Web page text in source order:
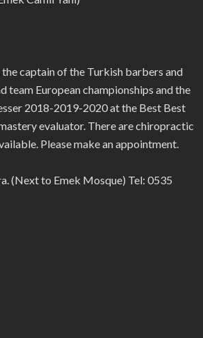
captain of the Turkish barbers and
team European championships and the
2018-2019-2020 at the Best Best
evaluator. There are chiropractic
Please make an appointment.
(Next to Emek Mosque) Tel: 0535